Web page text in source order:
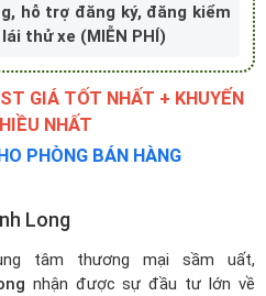
hỗ trợ đăng ký, đăng kiểm
thử xe (MIỄN PHÍ)
GIÁ TỐT NHẤT + KHUYẾN
NHẤT
PHÒNG BÁN HÀNG
Long
tâm thương mại sầm uất,
nhận được sự đầu tư lớn về